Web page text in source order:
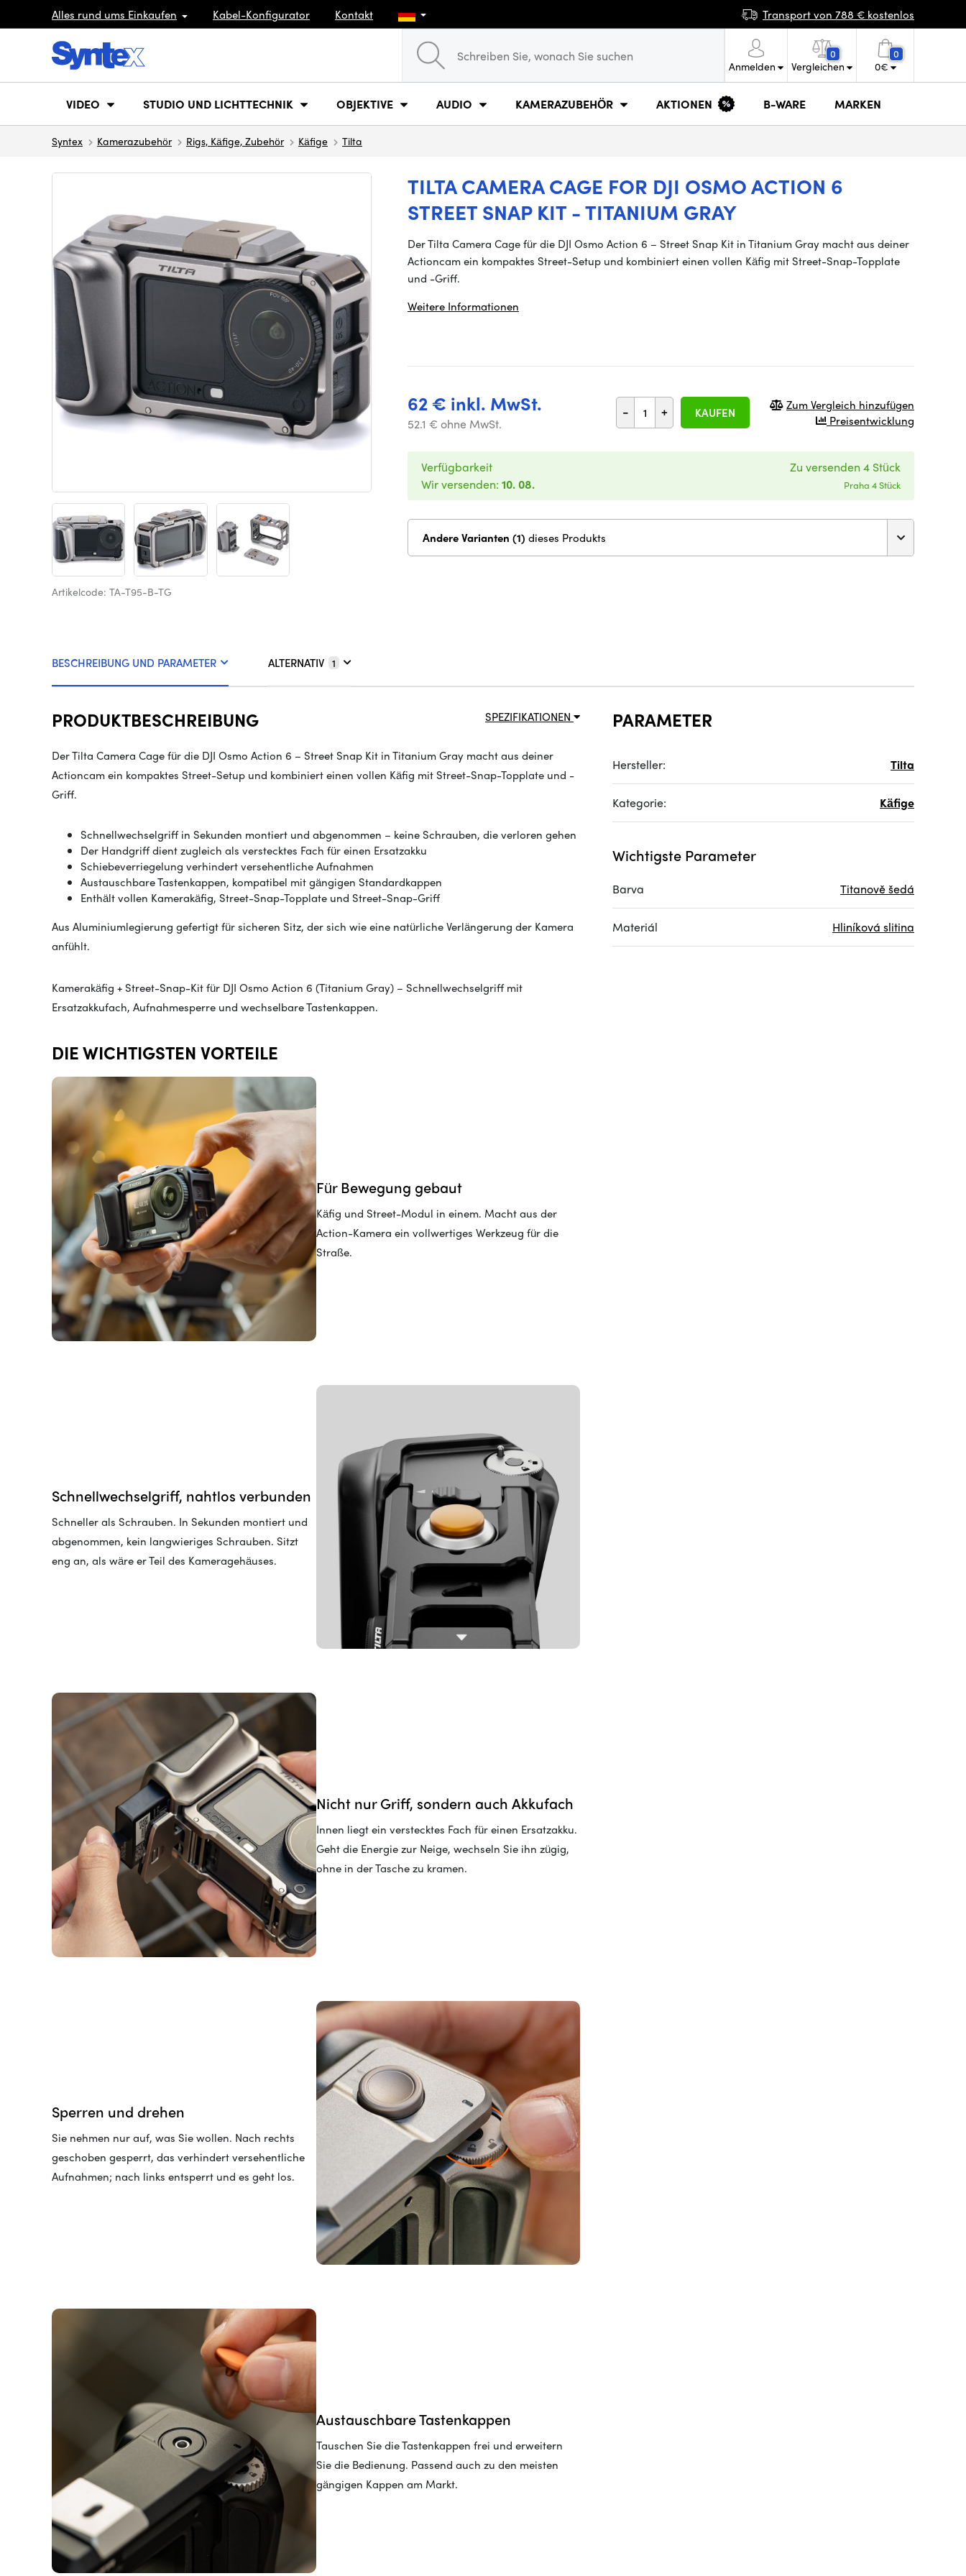
Alles rund ums Einkaufen Kabel-Konfigurator Kontakt Transport von 788 € kostenlos
Anmelden
0
Vergleichen
0
0€
VIDEO STUDIO UND LICHTTECHNIK OBJEKTIVE AUDIO KAMERAZUBEHÖR AKTIONEN B-WARE MARKEN
Syntex Kamerazubehör Rigs, Käfige, Zubehör Käfige Tilta
TILTA CAMERA CAGE FOR DJI OSMO ACTION 6
STREET SNAP KIT - TITANIUM GRAY
Artikelcode: TA-T95-B-TG
Der Tilta Camera Cage für die DJI Osmo Action 6 – Street Snap Kit in Titanium Gray macht aus deiner
Actioncam ein kompaktes Street-Setup und kombiniert einen vollen Käfig mit Street-Snap-Topplate
und -Griff.
Weitere Informationen
62 € inkl. MwSt.
52.1 € ohne MwSt.
- + KAUFEN
Zum Vergleich hinzufügen
Preisentwicklung
Verfügbarkeit
Wir versenden: 10. 08.
Zu versenden 4 Stück
Praha 4 Stück
Andere Varianten (1) dieses Produkts
BESCHREIBUNG UND PARAMETER ALTERNATIV 1
SPEZIFIKATIONEN
PRODUKTBESCHREIBUNG
Der Tilta Camera Cage für die DJI Osmo Action 6 – Street Snap Kit in Titanium Gray macht aus deiner
Actioncam ein kompaktes Street-Setup und kombiniert einen vollen Käfig mit Street-Snap-Topplate und -
Griff.
Schnellwechselgriff in Sekunden montiert und abgenommen – keine Schrauben, die verloren gehen
Der Handgriff dient zugleich als verstecktes Fach für einen Ersatzakku
Schiebeverriegelung verhindert versehentliche Aufnahmen
Austauschbare Tastenkappen, kompatibel mit gängigen Standardkappen
Enthält vollen Kamerakäfig, Street-Snap-Topplate und Street-Snap-Griff
Aus Aluminiumlegierung gefertigt für sicheren Sitz, der sich wie eine natürliche Verlängerung der Kamera
anfühlt.
Kamerakäfig + Street-Snap-Kit für DJI Osmo Action 6 (Titanium Gray) – Schnellwechselgriff mit
Ersatzakkufach, Aufnahmesperre und wechselbare Tastenkappen.
DIE WICHTIGSTEN VORTEILE
Für Bewegung gebaut
Käfig und Street-Modul in einem. Macht aus der
Action-Kamera ein vollwertiges Werkzeug für die
Straße.
Schnellwechselgriff, nahtlos verbunden
Schneller als Schrauben. In Sekunden montiert und
abgenommen, kein langwieriges Schrauben. Sitzt
eng an, als wäre er Teil des Kameragehäuses.
Nicht nur Griff, sondern auch Akkufach
Innen liegt ein verstecktes Fach für einen Ersatzakku.
Geht die Energie zur Neige, wechseln Sie ihn zügig,
ohne in der Tasche zu kramen.
Sperren und drehen
Sie nehmen nur auf, was Sie wollen. Nach rechts
geschoben gesperrt, das verhindert versehentliche
Aufnahmen; nach links entsperrt und es geht los.
Austauschbare Tastenkappen
Tauschen Sie die Tastenkappen frei und erweitern
Sie die Bedienung. Passend auch zu den meisten
gängigen Kappen am Markt.
PARAMETER
Hersteller: Tilta
Kategorie: Käfige
Wichtigste Parameter
Barva Titanově šedá
Materiál Hliníková slitina